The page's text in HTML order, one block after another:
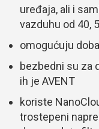
uređaja, ali i
vazduhu od 40,
omogućuju
bezbedni su za
ih je AVENT
koriste
trostepeni